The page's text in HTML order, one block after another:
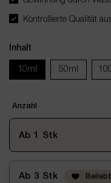
Kontrollierte Qualität
Inhalt
10ml 50ml
Anzahl
Ab 1 Stk
Ab 3 Stk Beliebt